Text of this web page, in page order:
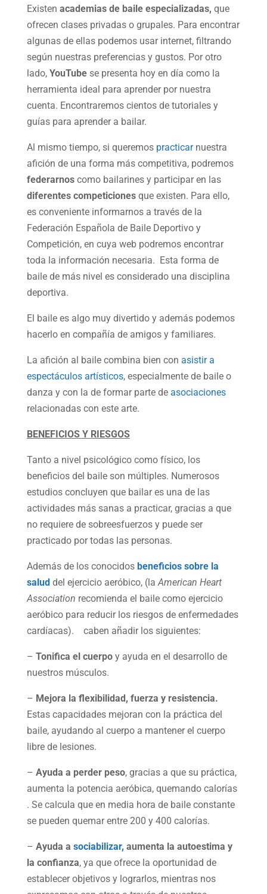
Existen academias de baile especializadas, que
ofrecen clases privadas o grupales. Para encontrar
algunas de ellas podemos usar internet, filtrando
según nuestras preferencias y gustos. Por otro
lado,YouTubese presenta hoy en día como la
herramienta ideal para aprender por nuestra
cuenta. Encontraremos cientos de tutoriales y
guías para aprender a bailar.
Al mismo tiempo, si queremos practicarnuestra
afición de una forma más competitiva, podremos
federarnoscomo bailarines y participar en las
diferentes competicionesque existen. Para ello,
es conveniente informarnos a través de la
Federación Española de Baile Deportivo y
Competición, en cuya web podremos encontrar
toda la información necesaria. Esta forma de
baile de más nivel es considerado una disciplina
deportiva.
El baile es algo muy divertido y además podemos
hacerlo en compañía de amigos y familiares.
La afición al baile combina bien con asistir a
espectáculos artísticos, especialmente de baile o
danza y con la de formar parte de asociaciones
relacionadas con este arte.
BENEFICIOS Y RIESGOS
Tanto a nivel psicológico como físico, los
beneficios del baile son múltiples. Numerosos
estudios concluyen que bailar es una de las
actividades más sanas a practicar, gracias a que
no requiere de sobreesfuerzos y puede ser
practicado por todas las personas.
Además de los conocidosbeneficios sobre la
salud del ejercicio aeróbico, (laAmerican Heart
Association recomienda el baile como ejercicio
aeróbico para reducir los riesgos de enfermedades
cardíacas). caben añadir los siguientes:
– Tonifica el cuerpoy ayuda en el desarrollo de
nuestros músculos.
– Mejora la flexibilidad, fuerza y resistencia.
Estas capacidades mejoran con la práctica del
baile, ayudando al cuerpo a mantener el cuerpo
libre de lesiones.
– Ayuda a perder peso, gracias a que su práctica,
aumenta la potencia aeróbica, quemando calorías
. Se calcula que en media hora de baile constante
se pueden quemar entre 200 y 400 calorías.
– Ayuda a sociabilizar, aumenta la autoestima y
la confianza, ya que ofrece la oportunidad de
establecer objetivos y lograrlos, mientras nos